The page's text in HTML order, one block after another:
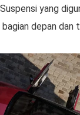
yang
depan dan